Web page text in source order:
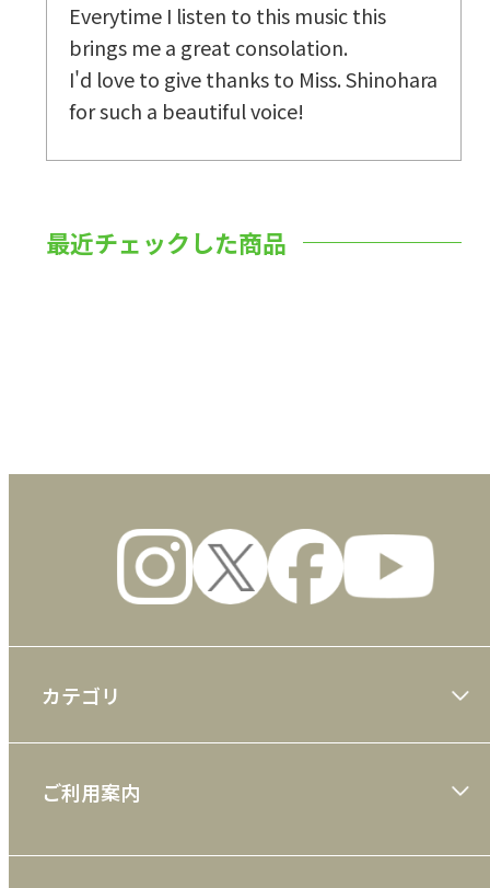
Everytime I listen to this music this
brings me a great consolation.
I'd love to give thanks to Miss. Shinohara
for such a beautiful voice!
最近チェックした商品
カテゴリ
ご利用案内